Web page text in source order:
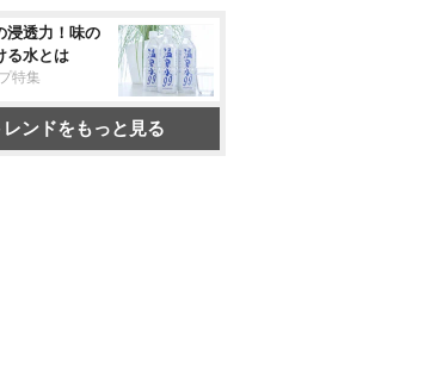
浸透力！味の
る水とは
特集
ンドをもっと見る